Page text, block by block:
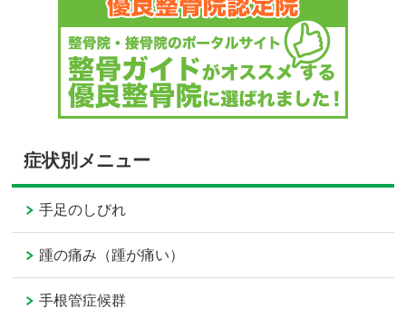
症状別メニュー
手足のしびれ
踵の痛み（踵が痛い）
手根管症候群